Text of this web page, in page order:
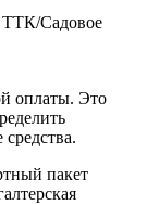
ТТК/Садовое
оплаты. Это
пакет